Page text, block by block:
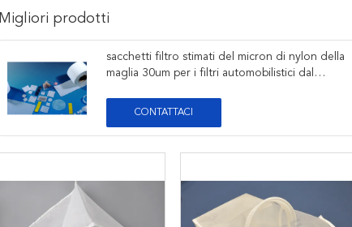
Migliori prodotti
sacchetti filtro stimati del micron di nylon della
maglia 30um per i filtri automobilistici dal
CONTATTACI